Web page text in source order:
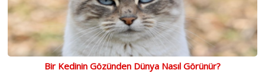
Bir Kedinin Gözünden Dünya Nasıl Görünür?